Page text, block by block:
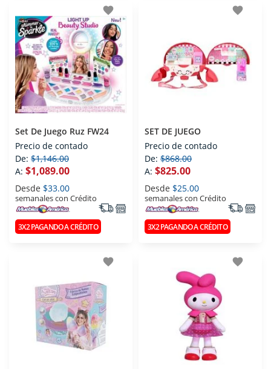
favorite
Set De Juego Ruz FW24
Precio de contado
De: $1,146.00
A: $1,089.00
Desde $33.00
semanales con Crédito
3X2 PAGANDO A CRÉDITO
favorite
SET DE JUEGO
Precio de contado
De: $868.00
A: $825.00
Desde $25.00
semanales con Crédito
3X2 PAGANDO A CRÉDITO
favorite favorite